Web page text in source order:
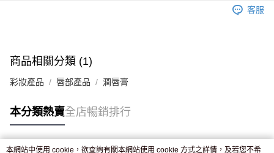
付款後門市自取，訂單確認後2-4個工作天到店，7天內取。逾期後
客服
商品相關分類 (1)
彩妝產品 唇部產品 潤唇膏
本分類熱賣全店暢銷排行
本網站中使用 cookie，欲查詢有關本網站使用 cookie 方式之詳情，及若您不希